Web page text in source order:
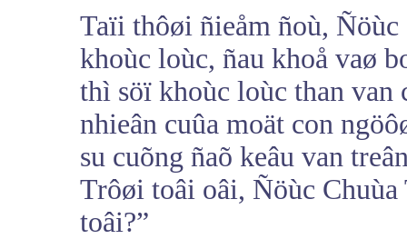
Taïi thôøi ñieåm ñoù,
khoùc loùc, ñau khoå vaø
thì söï khoùc loùc than van
nhieân cuûa moät con
su cuõng ñaõ keâu van
Trôøi toâi oâi, Ñöùc
toâi?”